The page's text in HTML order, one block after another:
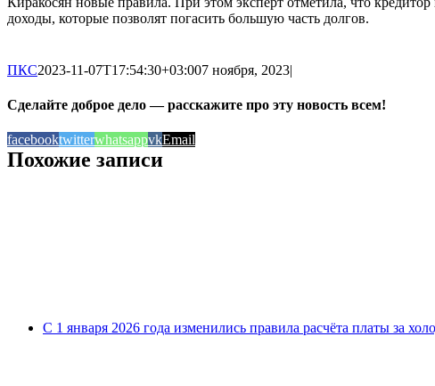
доходы, которые позволят погасить большую часть долгов.
ПКС2023-11-07T17:54:30+03:007 ноября, 2023|
Сделайте доброе дело — расскажите про эту новость всем!
facebooktwitterwhatsappvkEmail
Похожие записи
С 1 января 2026 года изменились правила расчёта платы за